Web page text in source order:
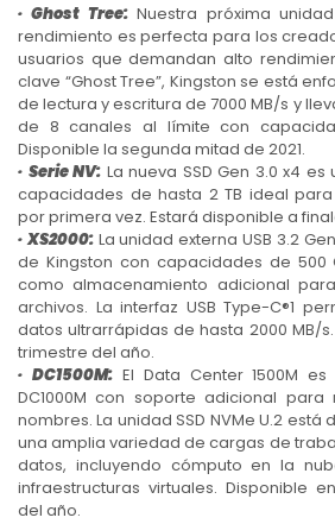
· Ghost Tree:Nuestra próxima
rendimiento es perfecta para los
usuarios que demandan alto
clave “Ghost Tree”, Kingston se está
de lectura y escritura de 7000 MB/s y
de 8 canales al límite con
Disponible la segunda mitad de 2021.
· Serie NV: La nueva SSD Gen 3.0 x4
capacidades de hasta 2 TB ideal para
por primera vez. Estará disponible a
· XS2000:La unidad externa USB 3.2
de Kingston con capacidades de 500
como almacenamiento adicional
archivos. La interfaz USB Type-C®1
datos ultrarrápidas de hasta 2000 MB/
trimestre del año.
· DC1500M:El Data Center 1500M
DC1000M con soporte adicional
nombres. La unidad SSD NVMe U.2
una amplia variedad de cargas de
datos, incluyendo cómputo en la
infraestructuras virtuales. Disponible
del año.